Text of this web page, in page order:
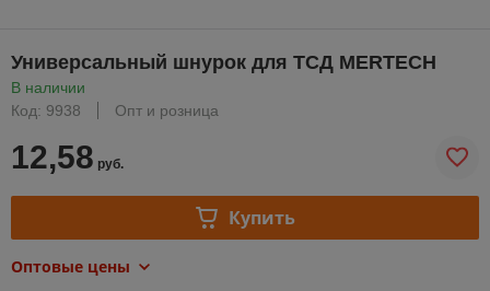
Универсальный шнурок для ТСД MERTECH
В наличии
Код: 9938
Опт и розница
12,58 руб.
Купить
Оптовые цены